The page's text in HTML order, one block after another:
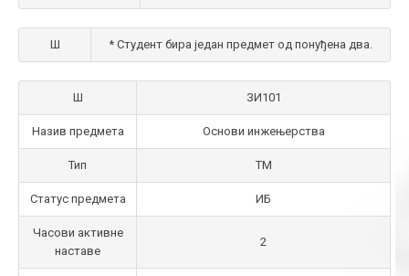
Ш * Студент бира један предмет од понуђена два.
Ш ЗИ101
Назив предмета Основи инжењерства
Тип ТМ
Статус предмета ИБ
Часови активне
наставе
2